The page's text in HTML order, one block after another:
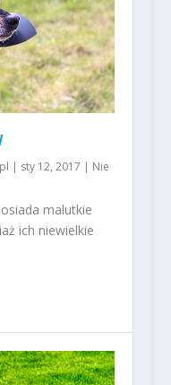
| sty 12, 2017 | Nie
malutkie
ich niewielkie